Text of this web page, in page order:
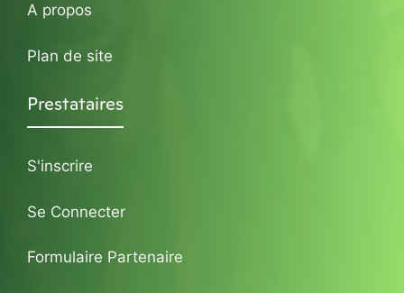
A propos
Plan de site
Prestataires
S'inscrire
Se Connecter
Formulaire Partenaire